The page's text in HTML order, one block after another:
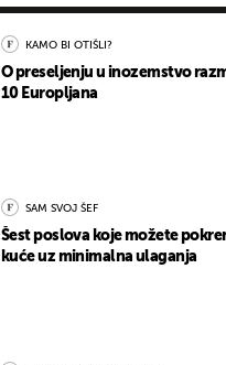
KAMO BI OTIŠLI?
O preseljenju u inozemstvo
10 Europljana
SAM SVOJ ŠEF
Šest poslova koje možete
kuće uz minimalna ulaganja